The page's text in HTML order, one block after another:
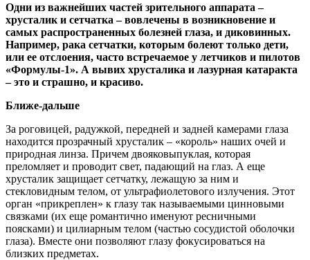
Одни из важнейших частей зрительного аппарата –
хрусталик и сетчатка – вовлечены в возникновение и
самых распространенных болезней глаза, и диковинных.
Например, рака сетчатки, которым болеют только дети,
или ее отслоения, часто встречаемое у летчиков и пилотов
«Формулы-1». А вывих хрусталика и лазурная катаракта
– это и страшно, и красиво.
Ближе-дальше
За роговицей, радужкой, передней и задней камерами глаза
находится прозрачный хрусталик – «король» наших очей и
природная линза. Причем двояковыпуклая, которая
преломляет и проводит свет, падающий на глаз. А еще
хрусталик защищает сетчатку, лежащую за ним и
стекловидным телом, от ультрафиолетового излучения. Этот
орган «прикреплен» к глазу так называемыми цинновыми
связками (их еще романтично именуют ресничными
поясками) и цилиарным телом (частью сосудистой оболочки
глаза). Вместе они позволяют глазу фокусироваться на
близких предметах.